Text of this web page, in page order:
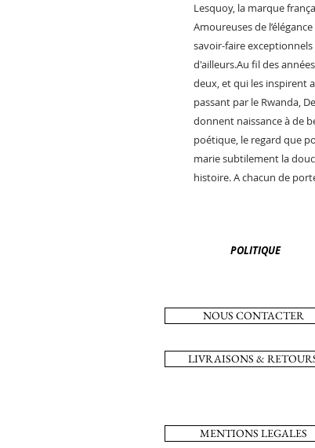
Lesquoy, la marque
Amoureuses de
savoir-faire
d'ailleurs.Au fil des
deux, et qui les inspirent
passant par le Rwanda,
donnent naissance à de
poétique, le regard que
marie subtilement la
histoire. A chacun de
POLITIQUE
NOUS CONTACTER
LIVRAISONS &
MENTIONS LEGALES